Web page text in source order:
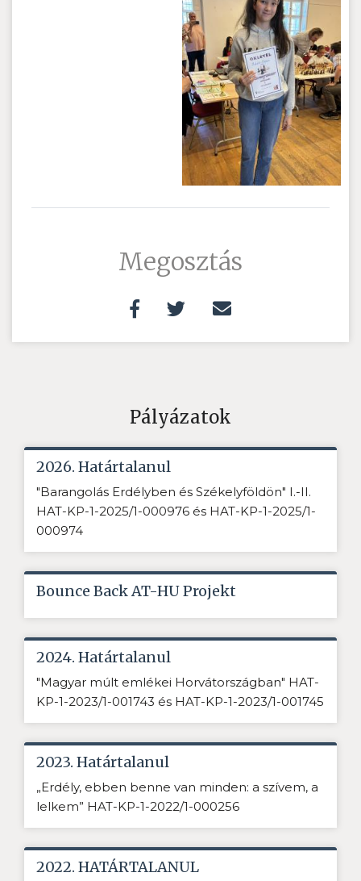
Megosztás
Pályázatok
2026. Határtalanul
"Barangolás Erdélyben és Székelyföldön" I.-II.
HAT-KP-1-2025/1-000976 és HAT-KP-1-2025/1-
000974
Bounce Back AT-HU Projekt
2024. Határtalanul
"Magyar múlt emlékei Horvátországban" HAT-
KP-1-2023/1-001743 és HAT-KP-1-2023/1-001745
2023. Határtalanul
„Erdély, ebben benne van minden: a szívem, a
lelkem” HAT-KP-1-2022/1-000256
2022. HATÁRTALANUL